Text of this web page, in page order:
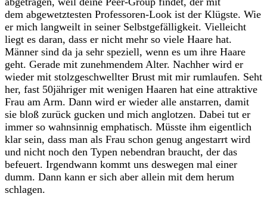
dem abgewetztesten Professoren-Look ist der Klügste. Wie
er mich langweilt in seiner Selbstgefälligkeit. Vielleicht
liegt es daran, dass er nicht mehr so viele Haare hat.
Männer sind da ja sehr speziell, wenn es um ihre Haare
geht. Gerade mit zunehmendem Alter. Nachher wird er
wieder mit stolzgeschwellter Brust mit mir rumlaufen. Seht
her, fast 50jähriger mit wenigen Haaren hat eine attraktive
Frau am Arm. Dann wird er wieder alle anstarren, damit
sie bloß zurück gucken und mich anglotzen. Dabei tut er
immer so wahnsinnig emphatisch. Müsste ihm eigentlich
klar sein, dass man als Frau schon genug angestarrt wird
und nicht noch den Typen nebendran braucht, der das
befeuert. Irgendwann kommt uns deswegen mal einer
dumm. Dann kann er sich aber allein mit dem herum
schlagen.